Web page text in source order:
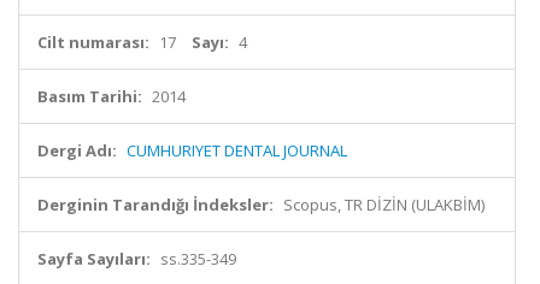
Cilt numarası: 17 Sayı: 4
Basım Tarihi: 2014
Dergi Adı: CUMHURIYET DENTAL JOURNAL
Derginin Tarandığı İndeksler: Scopus, TR DİZİN (ULAKBİM)
Sayfa Sayıları: ss.335-349